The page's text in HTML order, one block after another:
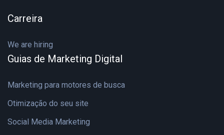
Carreira
We are hiring
Guias de Marketing Digital
Marketing para motores de busca
Otimização do seu site
Social Media Marketing